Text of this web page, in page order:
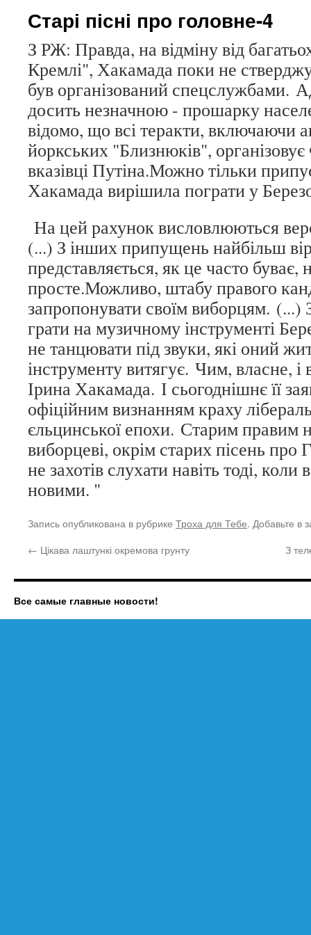
Старі пісні про головне-4
З РЖ: Правда, на відміну від
Кремлі", Хакамада поки не
був організований спецслужбами.
досить незначною - прошарку
відомо, що всі теракти, включаючи
йоркських "Близнюків",
вказівці Путіна.Можно тільки
Хакамада вирішила пограти у
На цей рахунок висловлюються
(...) З інших припущень найбільш
представляється, як це часто буває,
просте.Можливо, штабу правого
запропонувати своїм виборцям. (...)
грати на музичному інструменті
не танцювати під звуки, які оний
інструменту витягує. Чим, власне, і
Ірина Хакамада. І сьогоднішнє її
офіційним визнанням краху
єльцинської епохи. Старим правим
виборцеві, окрім старих пісень про
не захотів слухати навіть тоді,
новими. "
Запись опубликована в рубрике Троха для Тебе. Добавьте в
← Цікава лаштункі окремова грунту З
Все самые главные новости!